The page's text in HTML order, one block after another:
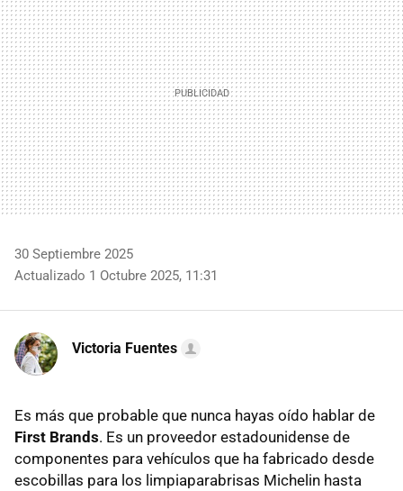
30 Septiembre 2025
Actualizado 1 Octubre 2025, 11:31
Victoria Fuentes
Es más que probable que nunca hayas oído hablar de
First Brands. Es un proveedor estadounidense de
componentes para vehículos que ha fabricado desde
escobillas para los limpiaparabrisas Michelin hasta